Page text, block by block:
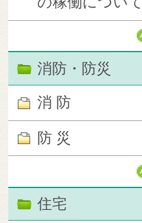
消防・防災
消 防
防 災
住宅